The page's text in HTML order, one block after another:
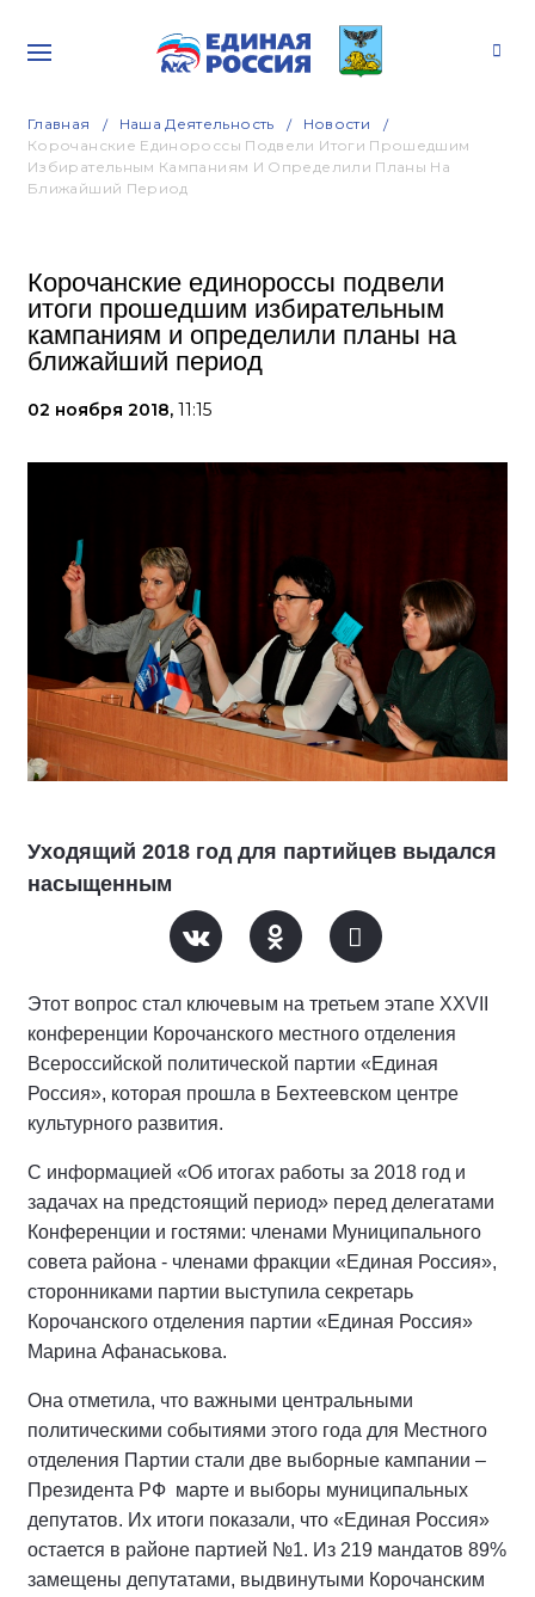
Главная Наша Деятельность
Новости
Корочанские Единороссы Подвели Итоги Прошедшим
Избирательным Кампаниям И Определили Планы На
Ближайший Период
Корочанские единороссы подвели
итоги прошедшим избирательным
кампаниям и определили планы на
ближайший период
02 ноября 2018, 11:15
Уходящий 2018 год для партийцев выдался
насыщенным
Этот вопрос стал ключевым на третьем этапе XXVII
конференции Корочанского местного отделения
Всероссийской политической партии «Единая
Россия», которая прошла в Бехтеевском центре
культурного развития.
С информацией «Об итогах работы за 2018 год и
задачах на предстоящий период» перед делегатами
Конференции и гостями: членами Муниципального
совета района - членами фракции «Единая Россия»,
сторонниками партии выступила секретарь
Корочанского отделения партии «Единая Россия»
Марина Афанаськова.
Она отметила, что важными центральными
политическими событиями этого года для Местного
отделения Партии стали две выборные кампании –
Президента РФ марте и выборы муниципальных
депутатов. Их итоги показали, что «Единая Россия»
остается в районе партией №1. Из 219 мандатов 89%
замещены депутатами, выдвинутыми Корочанским